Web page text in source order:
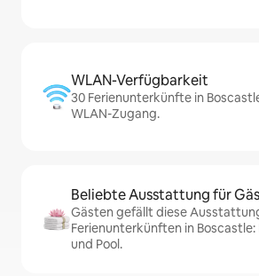
WLAN-Verfügbarkeit
30 Ferienunterkünfte in
WLAN-Zugang.
Beliebte Ausstattung für
Gästen gefällt diese
Ferienunterkünften in Boscastle:
und Pool.